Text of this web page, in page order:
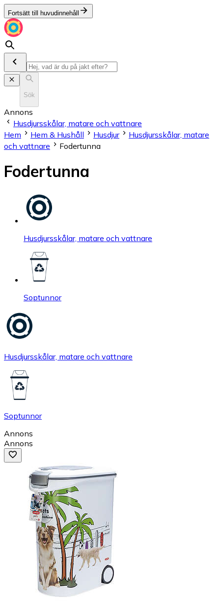
Fortsätt till huvudinnehåll
Sök
Annons
Husdjursskålar, matare och vattnare
Hem
Hem & Hushåll Husdjur
Husdjursskålar, matare
och vattnare
Fodertunna
Fodertunna
Husdjursskålar, matare och vattnare
Soptunnor
Husdjursskålar, matare och vattnare
Soptunnor
Annons
Annons